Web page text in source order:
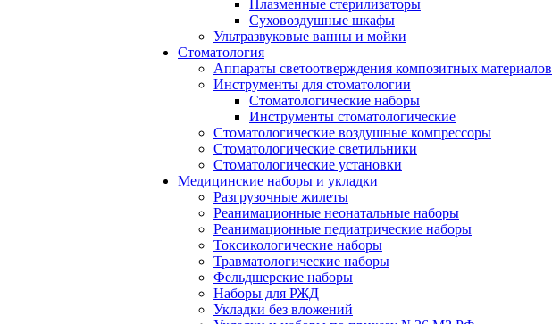
Плазменные стерилизаторы
Суховоздушные шкафы
Ультразвуковые ванны и мойки
Стоматология
Аппараты светоотверждения композитных материалов
Инструменты для стоматологии
Стоматологические наборы
Инструменты стоматологические
Стоматологические воздушные компрессоры
Стоматологические светильники
Стоматологические установки
Медицинские наборы и укладки
Разгрузочные жилеты
Реанимационные неонатальные наборы
Реанимационные педиатрические наборы
Токсикологические наборы
Травматологические наборы
Фельдшерские наборы
Наборы для РЖД
Укладки без вложений